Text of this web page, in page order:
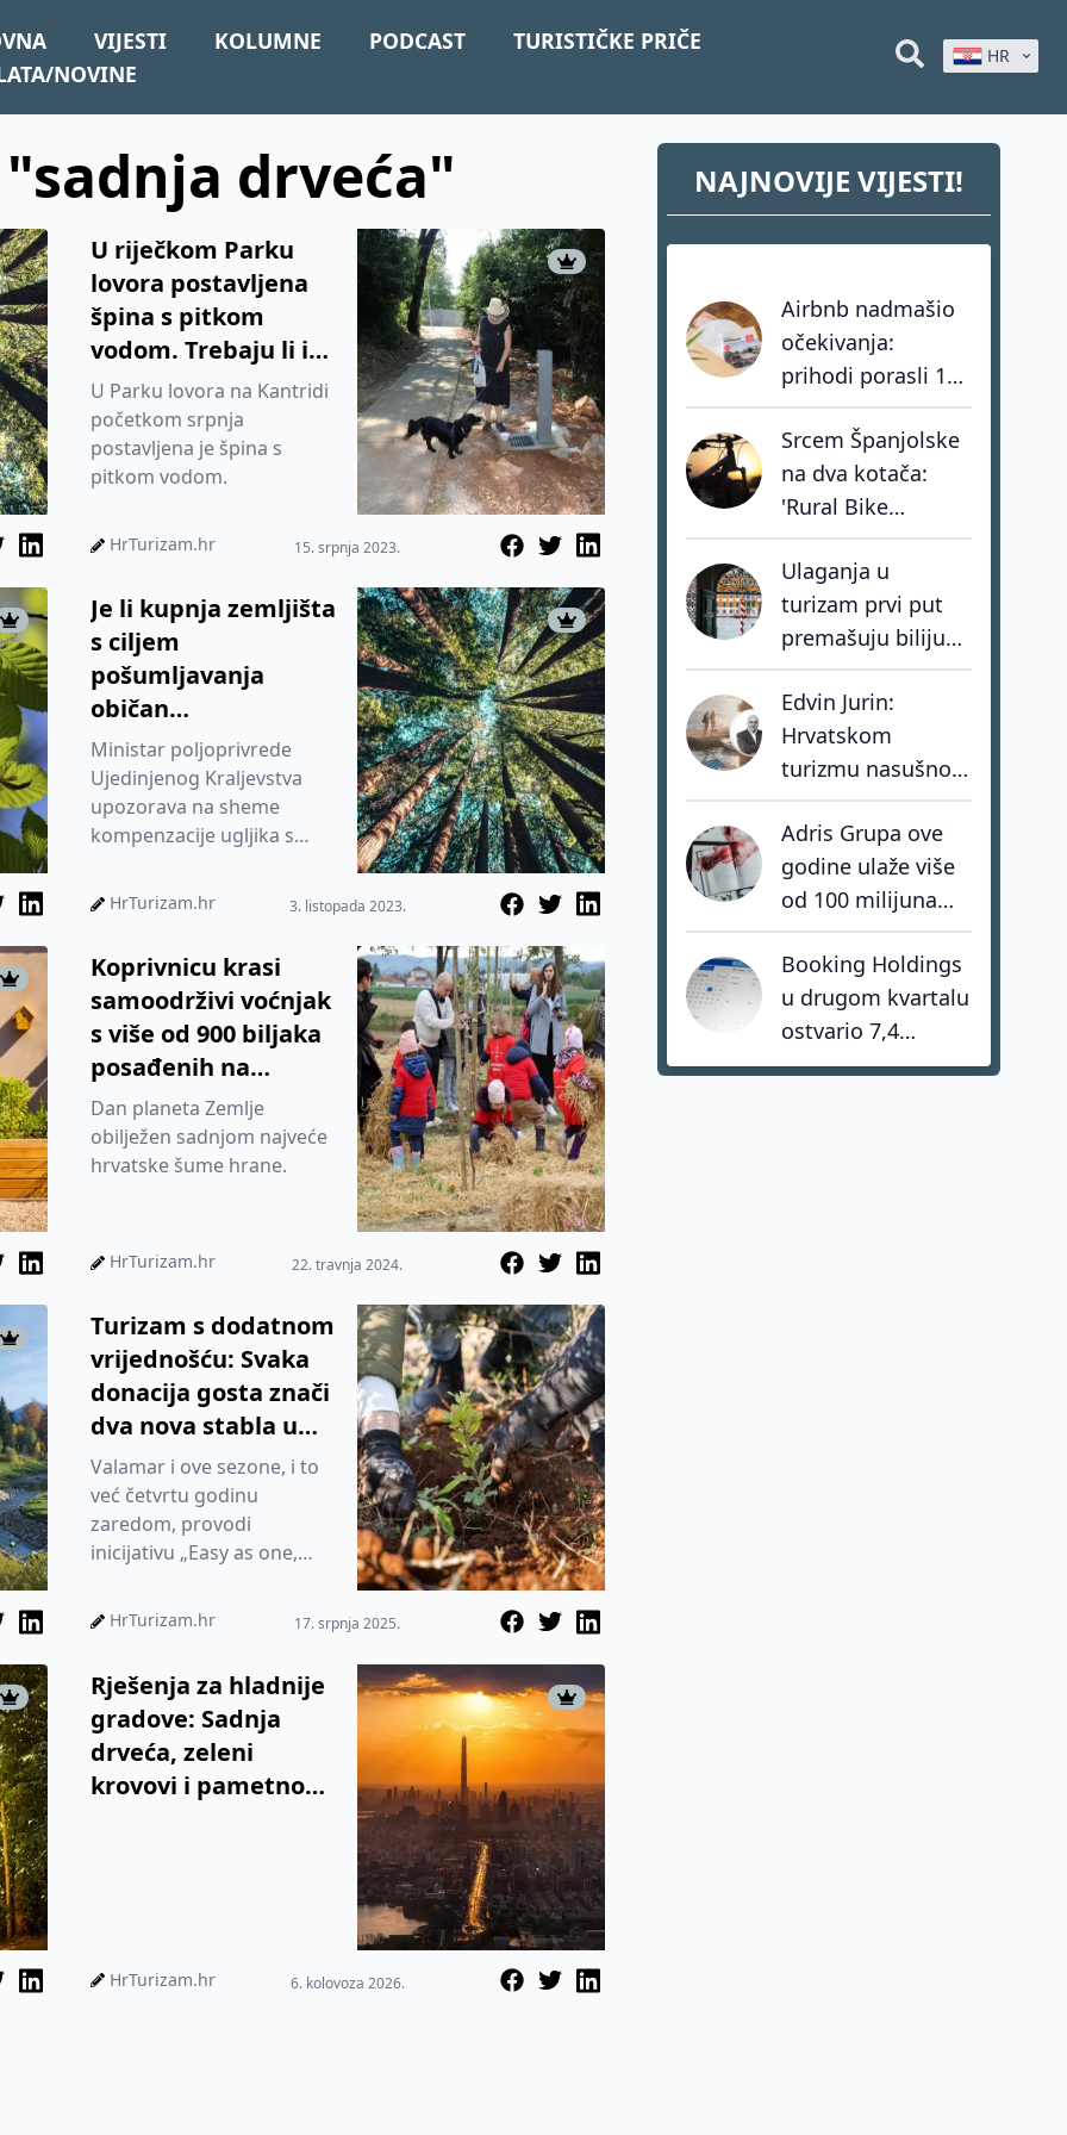
VIJESTI KOLUMNE PODCAST
TURISTIČKE PRIČE
NOVINE
HR
drveća"
U riječkom Parku
lovora postavljena
špina s pitkom
vodom. Trebaju li i
drugi slijediti ovaj
primjer?
U Parku lovora na Kantridi
početkom srpnja
postavljena je špina s
pitkom vodom.
HrTurizam.hr 15. srpnja 2023.
Je li kupnja zemljišta
s ciljem
pošumljavanja
običan
greenwashing?
Ministar poljoprivrede
Ujedinjenog Kraljevstva
upozorava na sheme
kompenzacije ugljika s
HrTurizam.hr 3. listopada 2023.
Koprivnicu krasi
samoodrživi voćnjak
s više od 900 biljaka
posađenih na
permakulturan
način
Dan planeta Zemlje
obilježen sadnjom najveće
hrvatske šume hrane.
HrTurizam.hr 22. travnja 2024.
Turizam s dodatnom
vrijednošću: Svaka
donacija gosta znači
dva nova stabla u
Hrvatskoj
Valamar i ove sezone, i to
već četvrtu godinu
zaredom, provodi
inicijativu „Easy as one,
gosti mogu donirati za
HrTurizam.hr 17. srpnja 2025.
Rješenja za hladnije
gradove: Sadnja
drveća, zeleni
krovovi i pametno
HrTurizam.hr 6. kolovoza 2026.
NAJNOVIJE VIJESTI!
Airbnb nadmašio
očekivanja:
prihodi porasli 17
posto, hoteli rastu
tri puta brže od
privatnog
smještaja
Srcem Španjolske
na dva kotača:
'Rural Bike
Conecta' spašava
sela kroz mit o
Don Quijoteu
Ulaganja u
turizam prvi put
premašuju bilijun
dolara: investitori
biraju destinacije s
dugoročnom
vizijom
Edvin Jurin:
Hrvatskom
turizmu nasušno
nedostaju
hrabrost, stav i -
akcija
Adris Grupa ove
godine ulaže više
od 100 milijuna
eura u turistički
portfelj
Booking Holdings
u drugom kvartalu
ostvario 7,4
milijarde dolara